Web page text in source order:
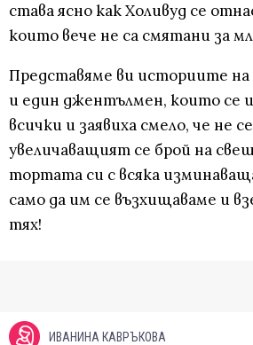
става ясно как Холивуд се
които вече не са смятани за
Представяме ви историите на
и един джентълмен, които се
всички и заявиха смело, че не
увеличаващият се брой на
тортата си с всяка
само да им се възхищаваме и
тях!
ИВАНИНА КАВРЪКОВА